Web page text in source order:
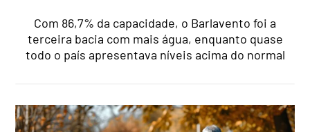
Com 86,7% da capacidade, o Barlavento foi a
terceira bacia com mais água, enquanto quase
todo o país apresentava níveis acima do normal